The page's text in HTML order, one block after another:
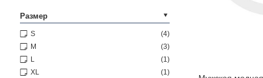
Размер
(4)
S
(3)
M
(1)
L
(1)
XL